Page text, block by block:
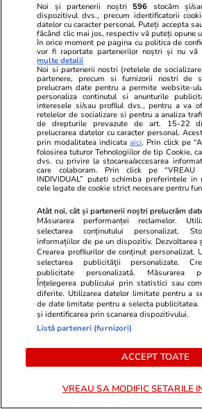
Wowbiz.ro
Dragostea plutește la propriu
litoral! Doi îndrăgostiți au
transformat marea într-o scenă
de film romantic. Turiștii
s-au uitat de două ori
POLITIC
Politică
Marii câștigători ai legii
salarizării unitare:
parlamentarii. Lefuri mărite în
următorii ani cu sume cuprinse
în 5.000 și 7.000 de lei
Ciprian Ciucu, despre „bombele
Noi și partenerii noștri 596 stocăm și/
dispozitivul dvs., precum identificatorii
datelor cu caracter personal. Puteți accepta
făcând clic mai jos, respectiv vă puteți opune
în orice moment pe pagina cu politica de
vor fi raportate partenerilor noștri și nu vă
multe detalii
Noi si partenerii nostri (retelele de
partenere, precum si furnizorii nostri de
prelucram date pentru a permite website-
personaliza continutul si anunturile
interesele si/sau profilul dvs., pentru a va
retelelor de socializare si pentru a analiza
de drepturile prevazute de art. 15-22
prelucrarea datelor cu caracter personal.
prin modalitatea indicataaici. Prin click pe
folosirea tuturor Tehnologiilor de tip Cookie,
dvs. cu privire la stocarea/accesarea
care colaboram. Prin click pe “VREAU
INDIVIDUAL” puteti schimba preferintele
cele legate de cookie strict necesare pentru
Atât noi, cât și partenerii noștri prelucrăm
Măsurarea performanței reclamelor.
selectarea conținutului personalizat.
informațiilor de pe un dispozitiv. Dezvoltarea
Crearea profilurilor de conținut personalizat.
selectarea publicității personalizate.
publicitate personalizată. Măsurarea
Înțelegerea publicului prin statistici sau
diferite. Utilizarea datelor limitate pentru a
de date limitate pentru a selecta publicitatea.
și identificarea prin scanarea dispozitivului.
Listă parteneri (furnizori)
ACCEPT TOATE
VREAU SA MODIFIC SETARILE